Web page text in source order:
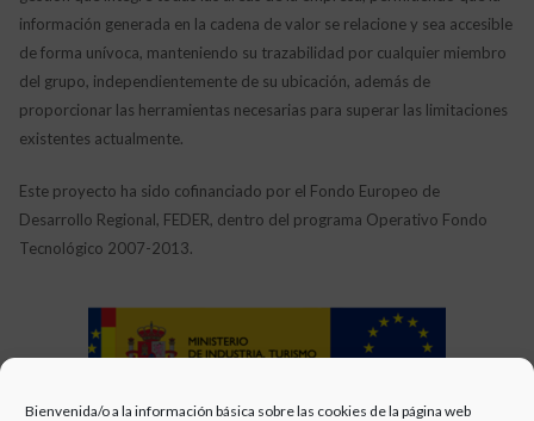
Bienvenida/o a la información básica sobre las cookies de la página web
información generada en la cadena de valor se relacione y sea accesible
de forma unívoca, manteniendo su trazabilidad por cualquier miembro
del grupo, independientemente de su ubicación, además de
proporcionar las herramientas necesarias para superar las limitaciones
existentes actualmente.
Este proyecto ha sido cofinanciado por el Fondo Europeo de
Desarrollo Regional, FEDER, dentro del programa Operativo Fondo
Tecnológico 2007-2013.